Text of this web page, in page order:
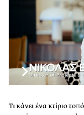
Τι κάνει ένα κτίριο